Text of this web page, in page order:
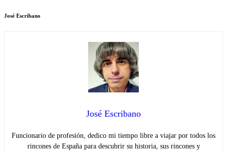
José Escribano
José Escribano
Funcionario de profesión, dedico mi tiempo libre a viajar por todos los
rincones de España para descubrir su historia, sus rincones y